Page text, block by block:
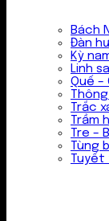
Bách
Đàn
Kỳ
Linh
Quế –
Thông
Trắc
Trầm
Tre –
Tùng
Tuyết